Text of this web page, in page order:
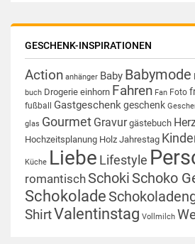
GESCHENK-INSPIRATIONEN
Action anhänger Baby Babymode
buch Drogerie einhorn Fahren Fan Foto
fußball Gastgeschenkgeschenk
glas Gourmet Gravur gästebuch
Hochzeitsplanung Holz Jahrestag
Küche Liebe Lifestyle
romantisch Schoki Schoko
Schokolade
ShirtValentinstag Vollmilch